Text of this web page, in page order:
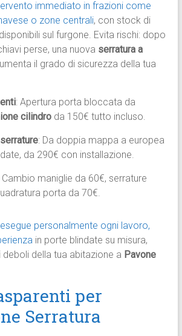
immediato in frazioni come
o zone centrali, con stock di
sul furgone. Evita rischi: dopo
perse, una nuova serratura a
il grado di sicurezza della tua
: Apertura porta bloccata da
cilindroda 150€ tutto incluso.
: Da doppia mappa a europea
da 290€ con installazione.
Cambio maniglie da 60€, serrature
porta da 70€.
personalmente ogni lavoro,
in porte blindate su misura,
della tua abitazione a Pavone
per
Serratura